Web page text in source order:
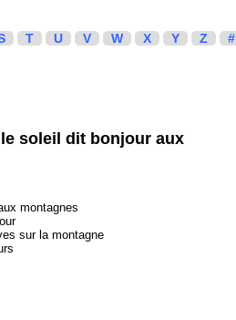
T U V W X Y Z #
soleil dit bonjour aux
montagnes
sur la montagne